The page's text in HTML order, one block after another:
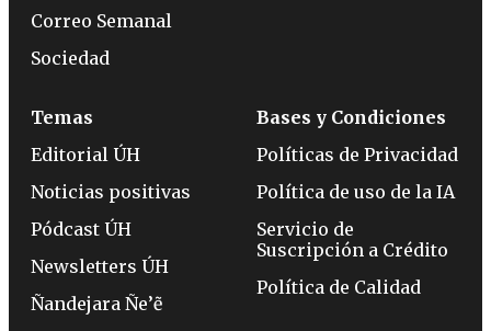
Correo Semanal
Sociedad
Temas
Editorial ÚH
Noticias positivas
Pódcast ÚH
Newsletters ÚH
Ñandejara Ñe’ẽ
Bases y Condiciones
Políticas de Privacidad
Política de uso de la IA
Servicio de
Suscripción a Crédito
Política de Calidad